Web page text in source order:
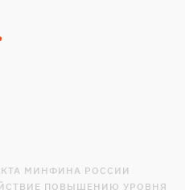
МИНФИНА РОССИИ
ПОВЫШЕНИЮ УРОВНЯ